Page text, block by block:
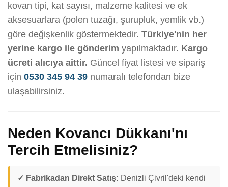
kovan tipi, kat sayısı, malzeme kalitesi ve ek
aksesuarlara (polen tuzağı, şurupluk, yemlik vb.)
göre değişkenlik göstermektedir. Türkiye'nin her
yerine kargo ile gönderim yapılmaktadır. Kargo
ücreti alıcıya aittir. Güncel fiyat listesi ve sipariş
için 0530 345 94 39 numaralı telefondan bize
ulaşabilirsiniz.
Neden Kovancı Dükkanı'nı
Tercih Etmelisiniz?
✓ Fabrikadan Direkt Satış: Denizli Çivril'deki kendi